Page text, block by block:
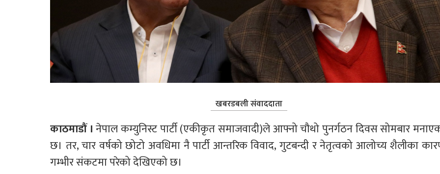
खबरडबली संवाददाता
काठमाडौं । नेपाल कम्युनिस्ट पार्टी (एकीकृत समाजवादी)ले आफ्नो चौथो पुनर्गठन दिवस सोमबार
छ। तर, चार वर्षको छोटो अवधिमा नै पार्टी आन्तरिक विवाद, गुटबन्दी र नेतृत्वको आलोच्य शैलीका
गम्भीर संकटमा परेको देखिएको छ।